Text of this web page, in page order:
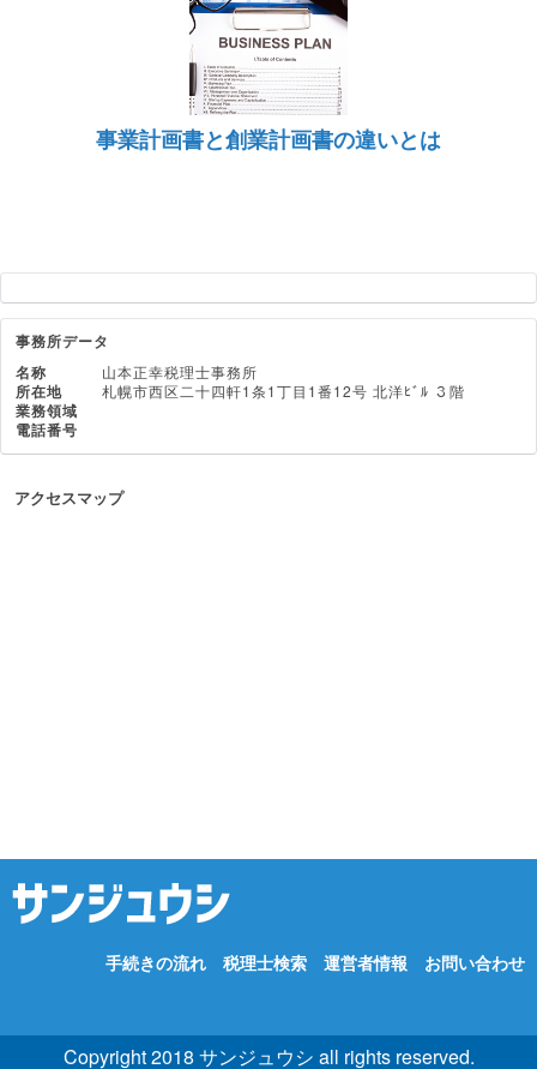
事業計画書と創業計画書の違いとは
事務所データ
名称
山本正幸税理士事務所
所在地 札幌市西区二十四軒1条1丁目1番12号 北洋ﾋﾞﾙ ３階
業務領域
電話番号
アクセスマップ
手続きの流れ 税理士検索 運営者情報 お問い合わせ
Copyright 2018 サンジュウシ all rights reserved.